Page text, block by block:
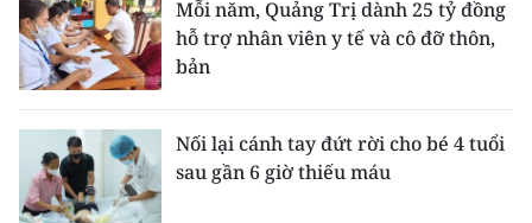
Mỗi năm, Quảng Trị dành 25 tỷ đồng
hỗ trợ nhân viên y tế và cô đỡ thôn,
bản
Nối lại cánh tay đứt rời cho bé 4 tuổi
sau gần 6 giờ thiếu máu